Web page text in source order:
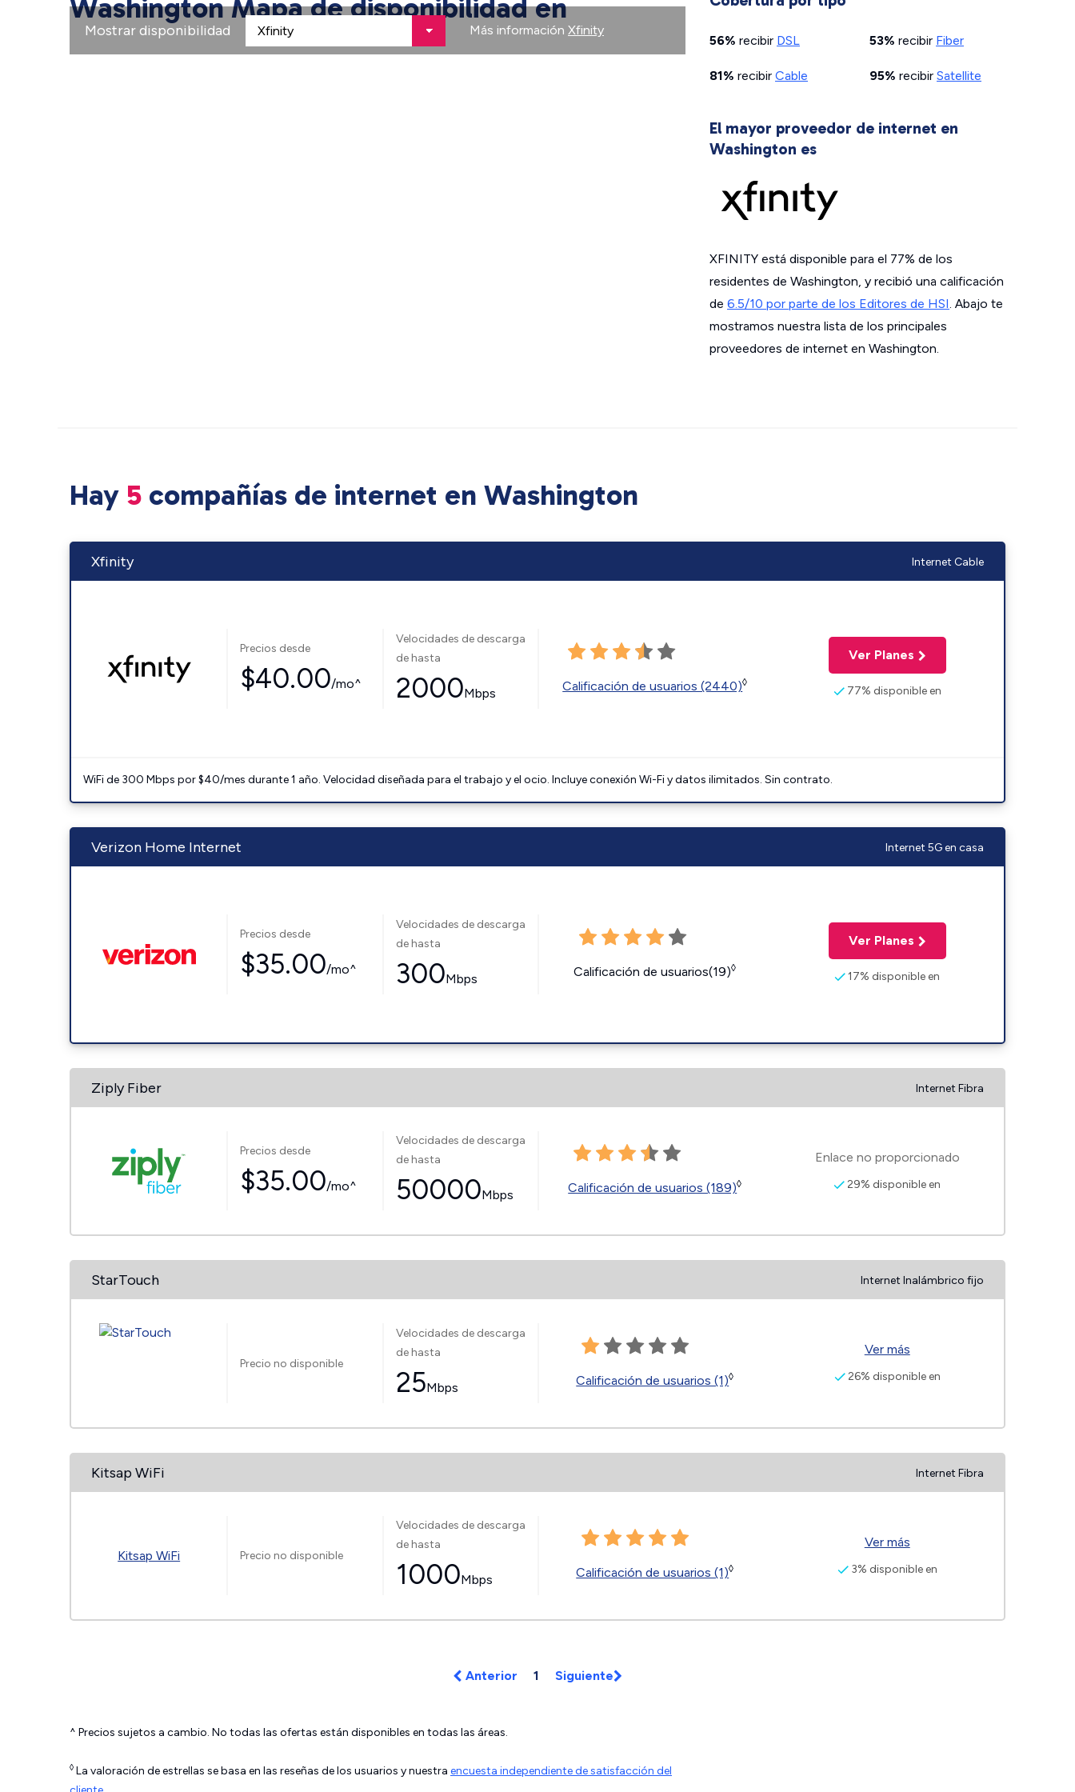
Washington Mapa de disponibilidad en
Mostrar disponibilidad Más información Xfinity
56% recibir DSL 53% recibir Fiber
81% recibir Cable 95% recibir Satellite
El mayor proveedor de internet en
Washington es
XFINITY está disponible para el 77% de los
residentes de Washington, y recibió una calificación
de 6.5/10 por parte de los Editores de HSI. Abajo te
mostramos nuestra lista de los principales
proveedores de internet en Washington.
Hay 5 compañías de internet en Washington
Xfinity Internet Cable
Precios desde
$40.00/mo^
Velocidades de descarga
de hasta
2000Mbps Calificación de usuarios (2440)◊
Ver Planes
77% disponible en
WiFi de 300 Mbps por $40/mes durante 1 año. Velocidad diseñada para el trabajo y el ocio. Incluye conexión Wi-Fi y datos ilimitados. Sin contrato.
Verizon Home Internet Internet 5G en casa
Precios desde
$35.00/mo^
Velocidades de descarga
de hasta
300Mbps Calificación de usuarios(19)◊
Ver Planes
17% disponible en
Ziply Fiber Internet Fibra
Precios desde
$35.00/mo^
Velocidades de descarga
de hasta
50000Mbps Calificación de usuarios (189)◊
Enlace no proporcionado
29% disponible en
StarTouch Internet Inalámbrico fijo
Precio no disponible
Velocidades de descarga
de hasta
25Mbps Calificación de usuarios (1)◊
Ver más
26% disponible en
Kitsap WiFi Internet Fibra
Kitsap WiFi Precio no disponible
Velocidades de descarga
de hasta
1000Mbps Calificación de usuarios (1)◊
Ver más
3% disponible en
Anterior 1 Siguiente
^ Precios sujetos a cambio. No todas las ofertas están disponibles en todas las áreas.
◊ La valoración de estrellas se basa en las reseñas de los usuarios y nuestra encuesta independiente de satisfacción del